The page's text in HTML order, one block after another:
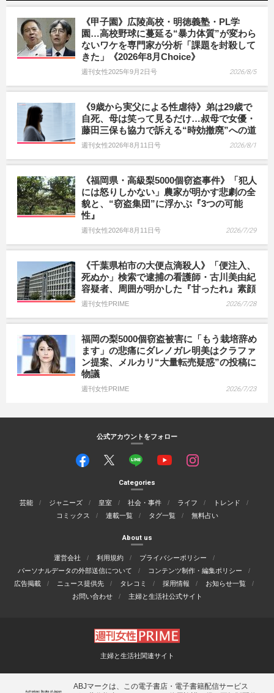
《甲子園》広陵高校・明徳義塾・PL学
園…高校野球に蔓延る“暴力体質”が変わら
ないワケを専門家が分析「課題を封殺して
きた」《2026年8月Choice》
週刊女性2025年9月2日号 2026/8/5
《9歳から実父による性虐待》弟は29歳で
自死、母は笑って見るだけ…叔母で女優・
藤田三保も協力で訴える“時効撤廃”への道
週刊女性2026年8月11日号 2026/8/1
《福岡県・高級梨5000個窃盗事件》「犯人
には怒りしかない」農家が明かす悲劇の全
貌と、“窃盗集団”に浮かぶ『3つの可能
性』
週刊女性2026年8月11日号 2026/7/29
《千葉県柏市の大便点滴殺人》「便注入、
死ぬか」検索で逮捕の看護師・古川美由紀
容疑者、周囲が明かした『甘ったれ』素顔
週刊女性PRIME 2026/7/28
福岡の梨5000個窃盗被害に「もう栽培辞め
ます」の悲痛にダレノガレ明美はクラファ
ン提案、メルカリ“大量転売疑惑”の投稿に
物議
週刊女性PRIME 2026/7/23
公式アカウントをフォロー
Categories
芸能 ジャニーズ 皇室 社会・事件 ライフ
トレンド
コミックス
連載一覧 タグ一覧 無料占い
About us
運営会社 利用規約
プライバシーポリシー
パーソナルデータの外部送信について
コンテンツ制作・編集ポリシー
広告掲載
ニュース提供先 タレコミ 採用情報
お知らせ一覧
お問い合わせ
主婦と生活社公式サイト
主婦と生活社関連サイト
ABJマークは、この電子書店・電子書籍配信サービス